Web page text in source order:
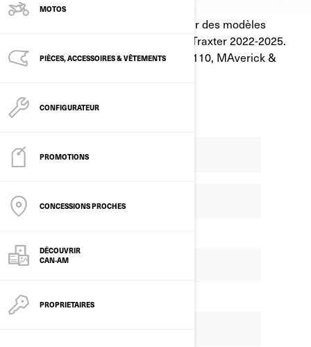
MOTOS
PIÈCES, ACCESSOIRES & VÊTEMENTS
CONFIGURATEUR
PROMOTIONS
CONCESSIONS PROCHES
DÉCOUVRIR
CAN-AM
PROPRIETAIRES
Offre valable jusqu'au 31/01/2027 sur des modèles
selectionnés Outlander, Renegade &Traxter 2022-2025.
Excluant les modèles DS, Renegade 110, MAverick &